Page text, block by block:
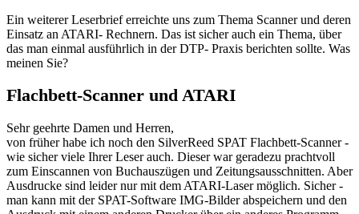
Ein weiterer Leserbrief erreichte uns zum Thema Scanner und deren
Einsatz an ATARI- Rechnern. Das ist sicher auch ein Thema, über
das man einmal ausführlich in der DTP- Praxis berichten sollte. Was
meinen Sie?
Flachbett-Scanner und ATARI
Sehr geehrte Damen und Herren,
von früher habe ich noch den SilverReed SPAT Flachbett-Scanner -
wie sicher viele Ihrer Leser auch. Dieser war geradezu prachtvoll
zum Einscannen von Buchauszügen und Zeitungsausschnitten. Aber
Ausdrucke sind leider nur mit dem ATARI-Laser möglich. Sicher -
man kann mit der SPAT-Software IMG-Bilder abspeichern und den